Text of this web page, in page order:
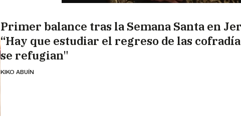
Primer balance tras la Semana Santa en
“Hay que estudiar el regreso de las
se refugian"
KIKO ABUÍN